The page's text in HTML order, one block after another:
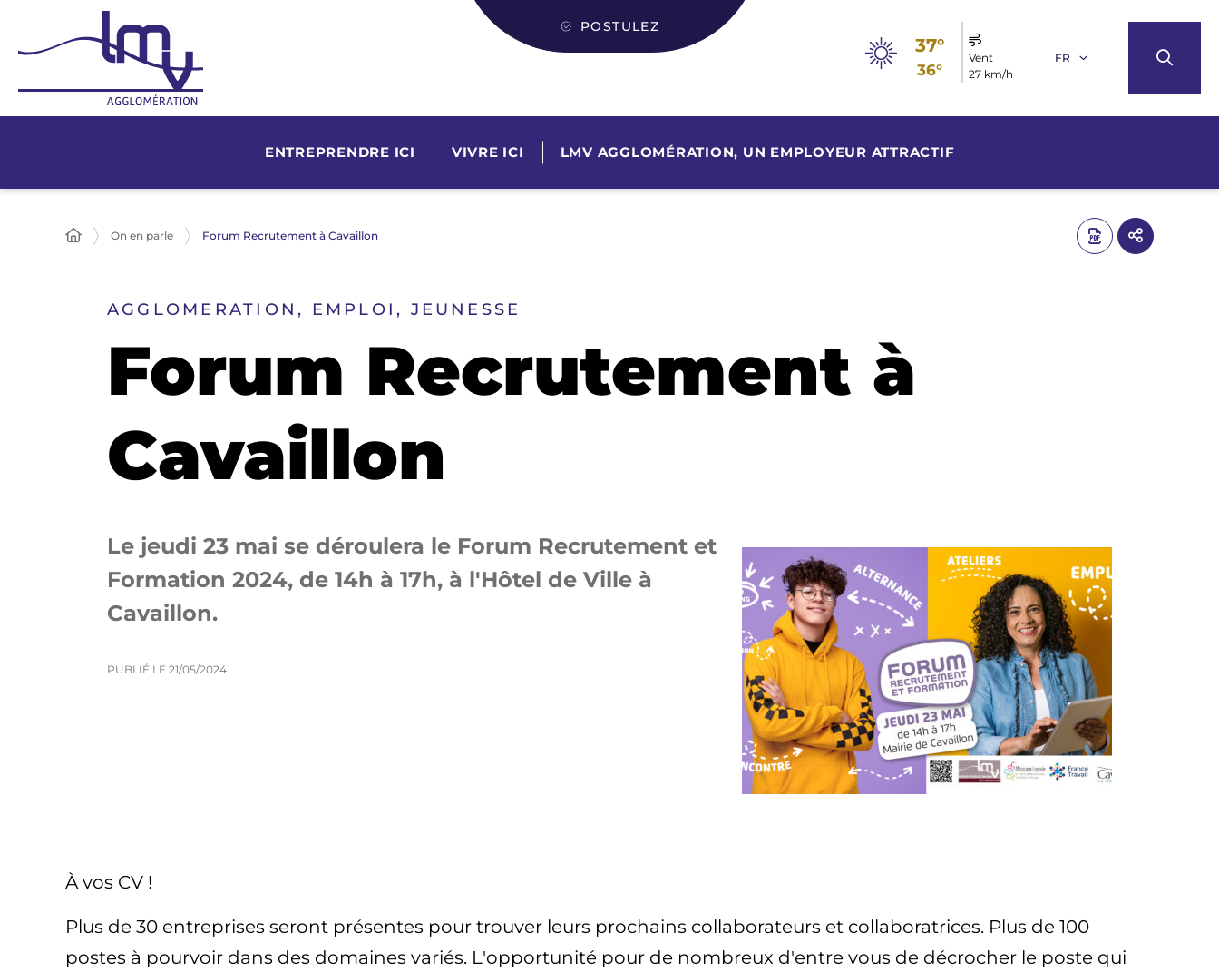
POSTULEZ
37°
36°
Vent
27 km/h
FR
ENTREPRENDRE ICI VIVRE ICI LMV AGGLOMÉRATION, UN EMPLOYEUR ATTRACTIF
On en parle Forum Recrutement à Cavaillon
AGGLOMERATION, EMPLOI, JEUNESSE
Forum Recrutement à
Cavaillon
Le jeudi 23 mai se déroulera le Forum Recrutement et
Formation 2024, de 14h à 17h, à l'Hôtel de Ville à
Cavaillon.
PUBLIÉ LE 21/05/2024
À vos CV !
Plus de 30 entreprises seront présentes pour trouver leurs prochains collaborateurs et collaboratrices. Plus de 100
postes à pourvoir dans des domaines variés. L'opportunité pour de nombreux d'entre vous de décrocher le poste qui